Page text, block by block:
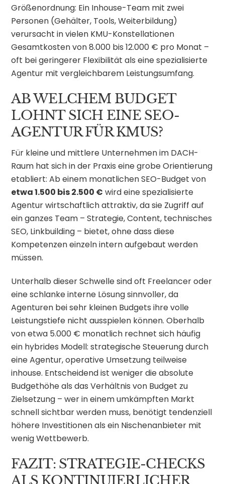
Größenordnung: Ein Inhouse-Team mit zwei
Personen (Gehälter, Tools, Weiterbildung)
verursacht in vielen KMU-Konstellationen
Gesamtkosten von 8.000 bis 12.000 € pro Monat –
oft bei geringerer Flexibilität als eine spezialisierte
Agentur mit vergleichbarem Leistungsumfang.
AB WELCHEM BUDGET
LOHNT SICH EINE SEO-
AGENTUR FÜR KMUS?
Für kleine und mittlere Unternehmen im DACH-
Raum hat sich in der Praxis eine grobe Orientierung
etabliert: Ab einem monatlichen SEO-Budget von
etwa 1.500 bis 2.500 € wird eine spezialisierte
Agentur wirtschaftlich attraktiv, da sie Zugriff auf
ein ganzes Team – Strategie, Content, technisches
SEO, Linkbuilding – bietet, ohne dass diese
Kompetenzen einzeln intern aufgebaut werden
müssen.
Unterhalb dieser Schwelle sind oft Freelancer oder
eine schlanke interne Lösung sinnvoller, da
Agenturen bei sehr kleinen Budgets ihre volle
Leistungstiefe nicht ausspielen können. Oberhalb
von etwa 5.000 € monatlich rechnet sich häufig
ein hybrides Modell: strategische Steuerung durch
eine Agentur, operative Umsetzung teilweise
inhouse. Entscheidend ist weniger die absolute
Budgethöhe als das Verhältnis von Budget zu
Zielsetzung – wer in einem umkämpften Markt
schnell sichtbar werden muss, benötigt tendenziell
höhere Investitionen als ein Nischenanbieter mit
wenig Wettbewerb.
FAZIT: STRATEGIE-CHECKS
ALS KONTINUIERLICHER